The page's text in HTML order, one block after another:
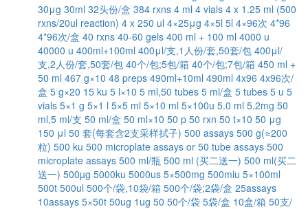
30μg 30ml 32头份/盒 384 rxns 4 ml 4 vials 4 x 1.25 ml (500
rxns/20ul reaction) 4 x 250 ul 4×25μg 4×5l 5l 4×96次 4*96
4*96次/盒 40 rxns 40-60 gels 400 ml + 100 ml 4000 u
40000 u 400ml+100ml 400μl/支,1人份/套,50套/包 400μl/
支,2人份/套,50套/包 40个/包;5包/箱 40个/包;7包/箱 450 ml +
50 ml 467 g×10 48 preps 490ml+10ml 490ml 4x96 4x96次/
盒 5 g×20 15 ku 5 l×10 5 ml,50 tubes 5 ml/盒 5 tubes 5 u 5
vials 5×1 g 5×1 l 5×5 ml 5×10 ml 5×100u 5.0 ml 5.2mg 50
ml,5 ml/支 50 ml/盒 50 ml×10 50 p 50 rxn 50 t×10 50 μg
150 μl 50 套(每套含2支采样拭子) 500 assays 500 g(≈200
粒) 500 ku 500 microplate assays or 50 tube assays 500
microplate assays 500 ml/瓶 500 ml (买二送一) 500 ml(买二
送一) 500µg 5000ku 5000us 5×500mg 500miu 5×100ml
500t 500ul 500个/袋,10袋/箱 500个/袋;2袋/盒 25assays
10assays 5×50t 50ug 1ug 50 50个/袋 5袋/盒 10盒/箱 50支/